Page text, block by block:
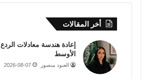
أخر المقالات
إعادة هندسة معادلات
الأوسط
العنود منصور 2026-08-07